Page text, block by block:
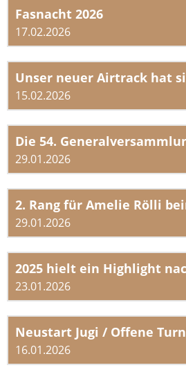
Fasnacht 2026
17.02.2026
15.02.2026
29.01.2026
29.01.2026
23.01.2026
Neustart Jugi / Offene
16.01.2026